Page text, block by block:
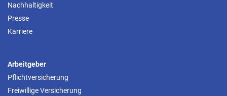
Nachhaltigkeit
Presse
Karriere
Arbeitgeber
Pflichtversicherung
Freiwillige Versicherung